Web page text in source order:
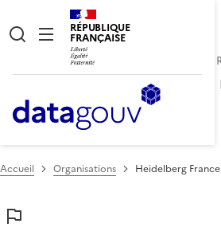
RÉPUBLIQUE
FRANÇAISE
Accueil Organisations Heidelberg France